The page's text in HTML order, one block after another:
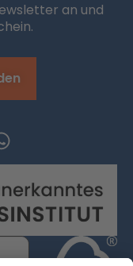
an und
W
h
a
t
s
a